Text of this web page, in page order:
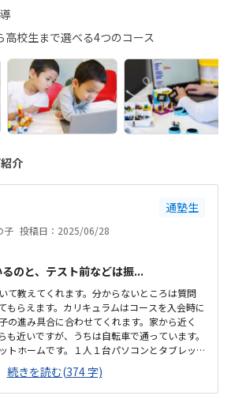
高校生まで選べる4つのコース
介
通塾生
子 投稿日：2025/06/28
のと、テスト前などは振...
て教えてくれます。分からないところは質問
もらえます。カリキュラムはコースを入会時に
の進み具合に合わせてくれます。家から近く
も近いですが、うちは自転車で通っています。
トホームです。１人１台パソコンとタブレッ
ロボットコースの人はレゴブロックを借りて
うです。近隣のプログラミング教室に比べると
成カードを利用しているのでとても助かって
続きを読む(374 字)